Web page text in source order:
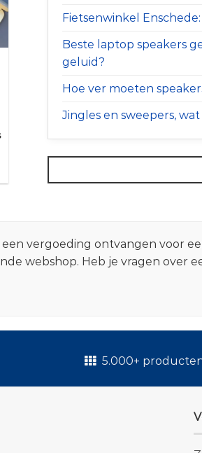
Fietsenwinkel
Beste laptop speakers
geluid?
Hoe ver moeten
Jingles en sweepers,
vergoeding ontvangen voor
webshop. Heb je vragen over
5.000+